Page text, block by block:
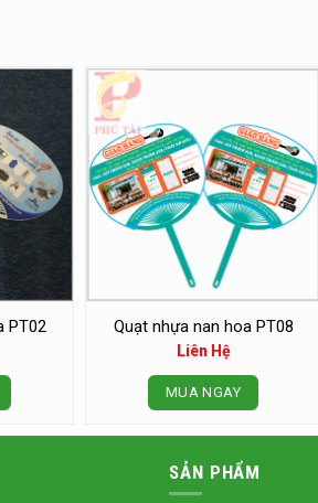
PT02 Quạt nhựa nan hoa PT08
Liên Hệ
MUA NGAY
SẢN PHẨM